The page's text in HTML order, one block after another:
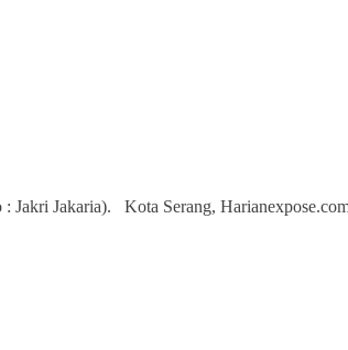
Jakri Jakaria). Kota Serang,